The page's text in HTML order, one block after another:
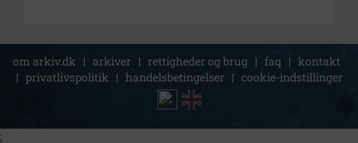
om arkiv.dk | arkiver | rettigheder og brug | faq | kontakt
| privatlivspolitik | handelsbetingelser | cookie-indstillinger
;